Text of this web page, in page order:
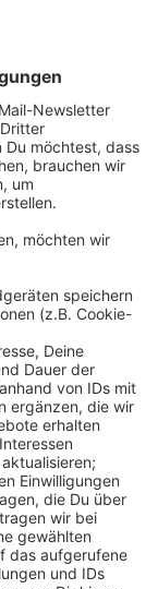
hat.
den
kein
plant
soll das
werden.